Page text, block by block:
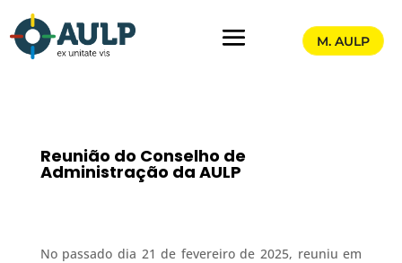
M. AULP
Reunião do Conselho de
Administração da AULP
No passado dia 21 de fevereiro de 2025, reuniu em